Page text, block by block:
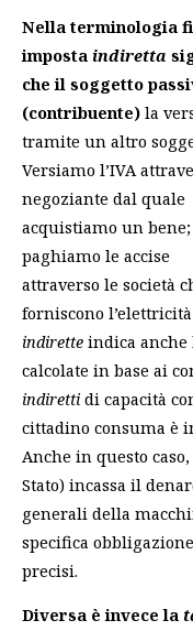
Nella terminologia
imposta indiretta
che il soggetto
(contribuente) la
tramite un altro
Versiamo l’IVA
negoziante dal quale
acquistiamo un bene;
paghiamo le accise
attraverso le società
forniscono
indirette indica anche
calcolate in base ai
indiretti di capacità
cittadino consuma è
Anche in questo caso,
Stato) incassa il
generali della
specifica
precisi.
Diversa è invece la